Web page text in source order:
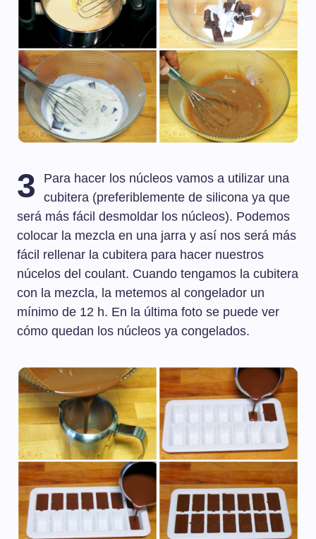
3
Para hacer los núcleos vamos a utilizar una
cubitera (preferiblemente de silicona ya que
será más fácil desmoldar los núcleos). Podemos
colocar la mezcla en una jarra y así nos será más
fácil rellenar la cubitera para hacer nuestros
núcelos del coulant. Cuando tengamos la cubitera
con la mezcla, la metemos al congelador un
mínimo de 12 h. En la última foto se puede ver
cómo quedan los núcleos ya congelados.